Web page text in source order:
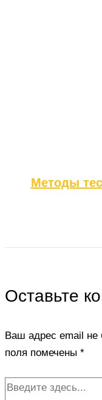
Методы
Оставьте
Ваш адрес email не
поля помечены *
Введите